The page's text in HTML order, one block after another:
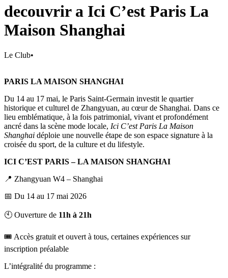
decouvrir a Ici C’est Paris La
Maison Shanghai
Le Club•
PARIS LA MAISON SHANGHAI
Du 14 au 17 mai, le Paris Saint-Germain investit le quartier
historique et culturel de Zhangyuan, au cœur de Shanghai. Dans ce
lieu emblématique, à la fois patrimonial, vivant et profondément
ancré dans la scène mode locale, Ici C’est Paris La Maison
Shanghai déploie une nouvelle étape de son espace signature à la
croisée du sport, de la culture et du lifestyle.
ICI C’EST PARIS – LA MAISON SHANGHAI
📍 Zhangyuan W4 – Shanghai
📅 Du 14 au 17 mai 2026
🕙 Ouverture de 11h à 21h
🎟️ Accès gratuit et ouvert à tous, certaines expériences sur
inscription préalable
L’intégralité du programme :